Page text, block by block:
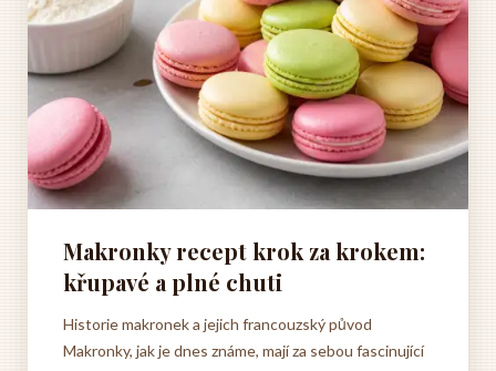
Makronky recept krok za krokem:
křupavé a plné chuti
Historie makronek a jejich francouzský původ
Makronky, jak je dnes známe, mají za sebou fascinující